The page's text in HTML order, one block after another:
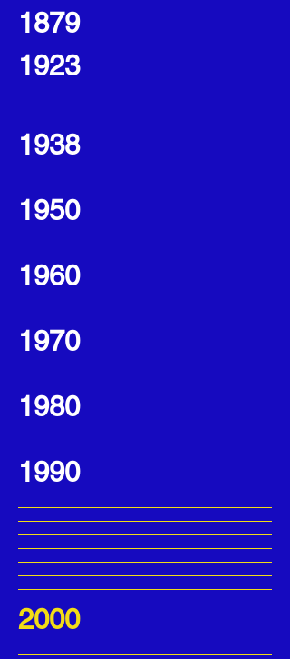
1879
1923
1938
1950
1960
1970
1980
1990
2000